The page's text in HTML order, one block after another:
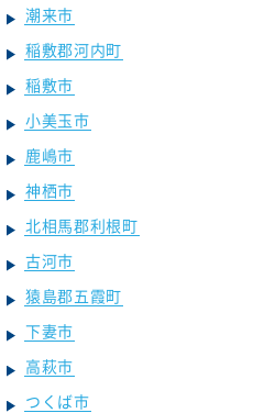
潮来市
稲敷郡河内町
稲敷市
小美玉市
鹿嶋市
神栖市
北相馬郡利根町
古河市
猿島郡五霞町
下妻市
高萩市
つくば市